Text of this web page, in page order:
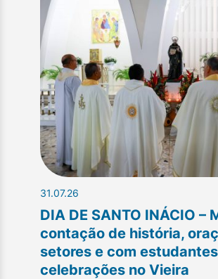
31.07.26
DIA DE SANTO INÁCIO –
contação de história,
setores e com
celebrações no Vieira